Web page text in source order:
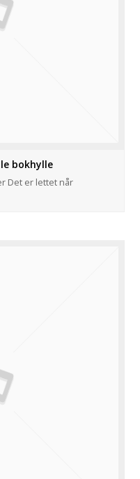
bokhylle
Det er lettet når